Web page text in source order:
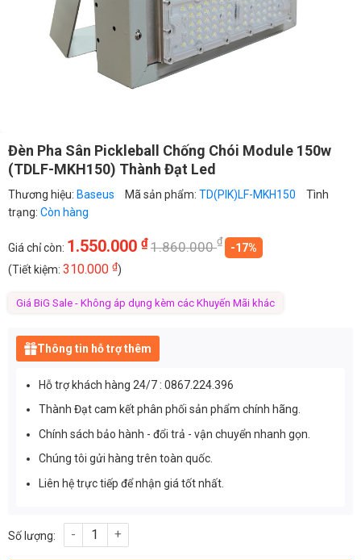
Đèn Pha Sân Pickleball Chống Chói Module 150w
(TDLF-MKH150) Thành Đạt Led
Thương hiệu: Baseus Mã sản phẩm: TD(PIK)LF-MKH150
Tình
trạng: Còn hàng
Giá chỉ còn: 1.550.000 ₫1.860.000₫
-17%
(Tiết kiệm: 310.000 ₫)
Giá BiG Sale - Không áp dụng kèm các Khuyến Mãi khác
Thông tin hỗ trợ thêm
Hỗ trợ khách hàng 24/7 : 0867.224.396
Thành Đạt cam kết phân phối sản phẩm chính hãng.
Chính sách bảo hành - đổi trả - vận chuyển nhanh gọn.
Chúng tôi gửi hàng trên toàn quốc.
Liên hệ trực tiếp để nhận giá tốt nhất.
Đèn Pha Sân Pickleball Chống Chói Module 150w (TDLF-